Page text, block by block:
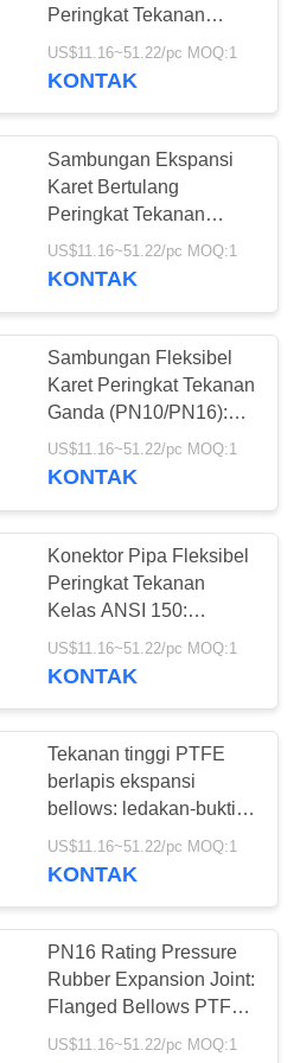
70
Karet
PTFE
36
Peringkat Tekanan
Bersertifikat: Konektor
Flensa Berpelapis PTFE
US$11.16~51.22/pc MOQ:1
KONTAK
Sambungan Ekspansi
Karet Bertulang
Peringkat Tekanan
Kelas 300: Kompensator
Pertumbuhan Termal
US$11.16~51.22/pc MOQ:1
KONTAK
Sambungan Fleksibel
Karet Peringkat Tekanan
Ganda (PN10/PN16):
Kopling Bellows
Peredam Getaran untuk
US$11.16~51.22/pc MOQ:1
KONTAK
Konektor Pipa Fleksibel
Peringkat Tekanan
Kelas ANSI 150:
Kopling Bellows yang
Diperkuat Tugas Berat
US$11.16~51.22/pc MOQ:1
KONTAK
Tekanan tinggi PTFE
berlapis ekspansi
bellows: ledakan-bukti
Flexible Flanged Joint
untuk media industri
US$11.16~51.22/pc MOQ:1
KONTAK
PN16 Rating Pressure
Rubber Expansion Joint:
Flanged Bellows PTFE
bertekanan tinggi untuk
US$11.16~51.22/pc MOQ:1